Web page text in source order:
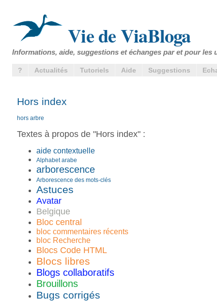
Vie de ViaBloga
Informations, aide, suggestions et échanges par et pour les
? Actualités Tutoriels Aide Suggestions
Hors index
hors arbre
Textes à propos de "Hors index" :
aide contextuelle
Alphabet arabe
arborescence
Arborescence des mots-clés
Astuces
Avatar
Belgique
Bloc central
bloc commentaires récents
bloc Recherche
Blocs Code HTML
Blocs libres
Blogs collaboratifs
Brouillons
Bugs corrigés